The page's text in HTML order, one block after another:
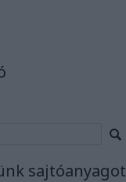
sajtóanyagot